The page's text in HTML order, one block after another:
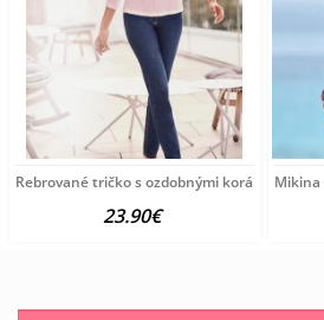
Rebrované tričko s ozdobnými korálkami
23.90€
Mikina